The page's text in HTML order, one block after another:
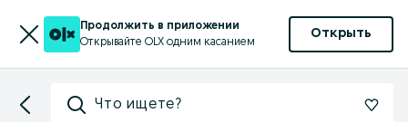
Продолжить в приложении
Открывайте OLX одним касанием
Открыть
Что ищете?